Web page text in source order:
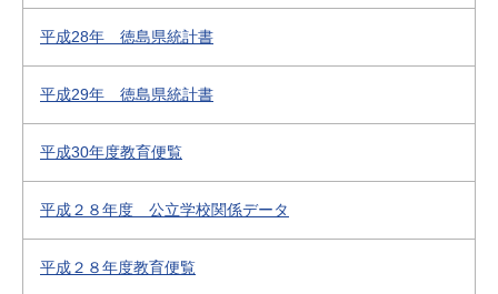
平成28年 徳島県統計書
平成29年 徳島県統計書
平成30年度教育便覧
平成２８年度 公立学校関係データ
平成２８年度教育便覧